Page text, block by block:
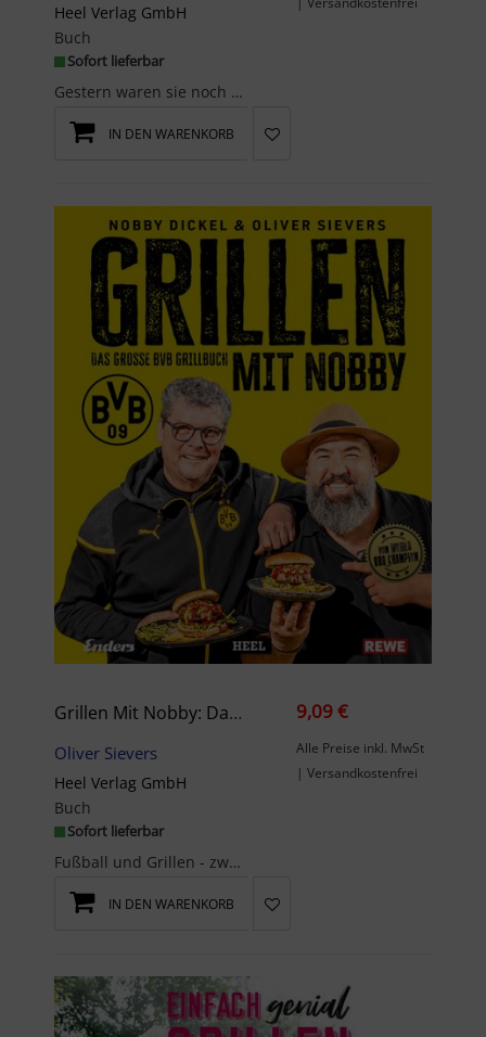
Heel Verlag GmbH
Buch
Sofort lieferbar
Gestern waren sie noch schnöde Gebrauchtwagen, heute sind sie Kult. Einstige Spießerkarren und No...
IN DEN WARENKORB
Grillen Mit Nobby: Das Große BVB Grillbuch
Oliver Sievers
Heel Verlag GmbH
Buch
Sofort lieferbar
Fußball und Grillen - zwei Leidenschaften, zwei der beliebtesten Hobbys, vereint in einem ganz be...
9,09 €
Alle Preise inkl. MwSt
| Versandkostenfrei
IN DEN WARENKORB